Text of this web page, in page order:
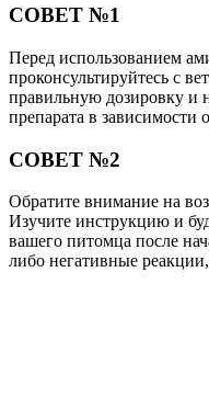
СОВЕТ №1
Перед использованием
проконсультируйтесь с
правильную дозировку и
препарата в зависимости
СОВЕТ №2
Обратите внимание на
Изучите инструкцию и
вашего питомца после
либо негативные